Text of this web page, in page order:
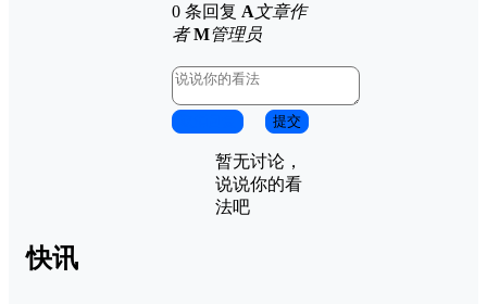
0 条回复 A文章作
者 M管理员
提交
暂无讨论，
说说你的看
法吧
快讯